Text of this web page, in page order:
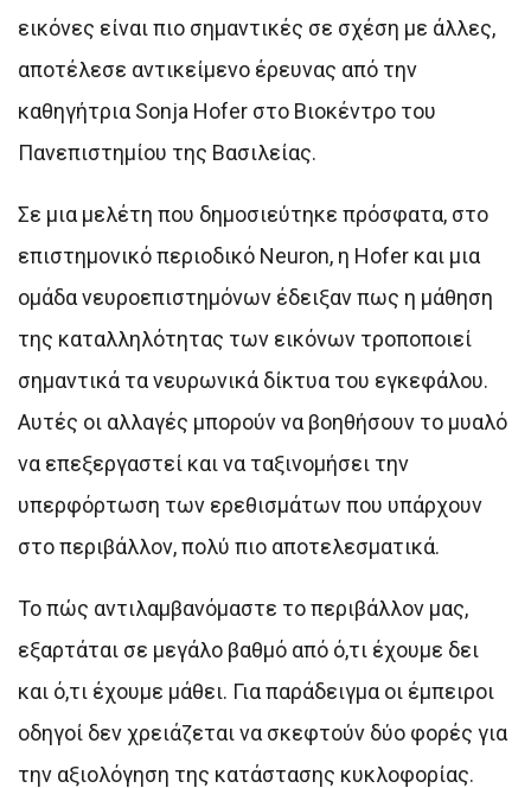
εικόνες είναι πιο σημαντικές σε σχέση με άλλες,
αποτέλεσε αντικείμενο έρευνας από την
καθηγήτρια Sonja Hofer στο Βιοκέντρο του
Πανεπιστημίου της Βασιλείας.
Σε μια μελέτη που δημοσιεύτηκε πρόσφατα, στο
επιστημονικό περιοδικό Neuron, η Hofer και μια
ομάδα νευροεπιστημόνων έδειξαν πως η μάθηση
της καταλληλότητας των εικόνων τροποποιεί
σημαντικά τα νευρωνικά δίκτυα του εγκεφάλου.
Αυτές οι αλλαγές μπορούν να βοηθήσουν το μυαλό
να επεξεργαστεί και να ταξινομήσει την
υπερφόρτωση των ερεθισμάτων που υπάρχουν
στο περιβάλλον, πολύ πιο αποτελεσματικά.
Το πώς αντιλαμβανόμαστε το περιβάλλον μας,
εξαρτάται σε μεγάλο βαθμό από ό,τι έχουμε δει
και ό,τι έχουμε μάθει. Για παράδειγμα οι έμπειροι
οδηγοί δεν χρειάζεται να σκεφτούν δύο φορές για
την αξιολόγηση της κατάστασης κυκλοφορίας.